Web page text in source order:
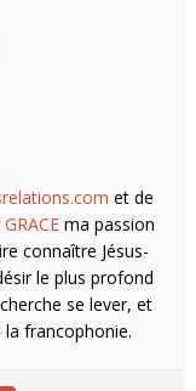
et de
ma passion
connaître Jésus-
le plus profond
se lever, et
francophonie.